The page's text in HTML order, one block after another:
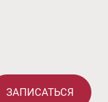
ЗАПИСАТЬСЯ